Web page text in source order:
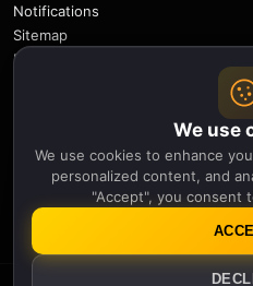
Notifications
Sitemap
Privacy Policy
Follow
X Facebook Instagram
We use
We use cookies to enhance
personalized content, and
"Accept", you consent